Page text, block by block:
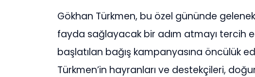
Gökhan Türkmen, bu özel gününde
fayda sağlayacak bir adım atmayı tercih
başlatılan bağış kampanyasına öncülük
Türkmen’in hayranları ve destekçileri,